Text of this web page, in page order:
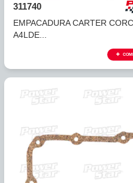
390740
EMPACADURA CARTER